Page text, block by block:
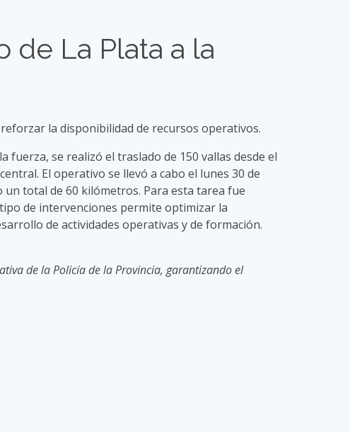
de La Plata a la
la disponibilidad de recursos operativos.
se realizó el traslado de 150 vallas desde el
El operativo se llevó a cabo el lunes 30 de
total de 60 kilómetros. Para esta tarea fue
de intervenciones permite optimizar la
de actividades operativas y de formación.
de la Policía de la Provincia, garantizando el